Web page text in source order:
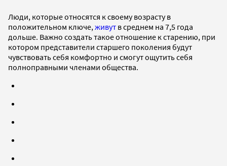
Люди, которые относятся к своему возрасту в
положительном ключе,живут в среднем на 7,5 года
дольше. Важно создать такое отношение к старению, при
котором представители старшего поколения будут
чувствовать себя комфортно и смогут ощутить себя
полноправными членами общества.